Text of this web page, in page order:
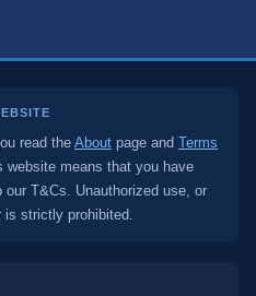
read the About page and Terms
website means that you have
our T&Cs. Unauthorized use, or
strictly prohibited.